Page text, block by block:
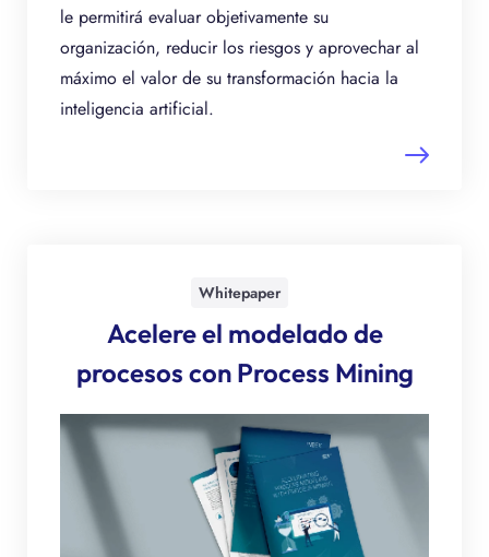
le permitirá evaluar objetivamente su
organización, reducir los riesgos y aprovechar al
máximo el valor de su transformación hacia la
inteligencia artificial.
Whitepaper
Acelere el modelado de
procesos con Process Mining